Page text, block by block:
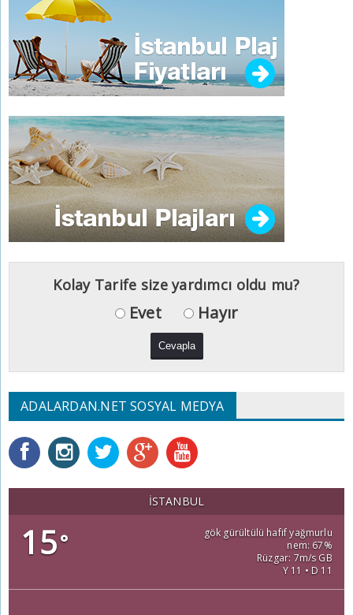
Kolay Tarife size yardımcı oldu mu?
Evet Hayır
ADALARDAN.NET SOSYAL MEDYA
İSTANBUL
15°
gök gürültülü hafif yağmurlu
nem: 67%
Rüzgar: 7m/s GB
Y 11 • D 11